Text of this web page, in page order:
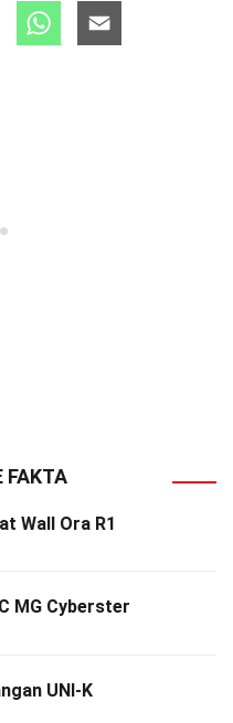
FAKTA
Wall Ora R1
MG Cyberster
UNI-K